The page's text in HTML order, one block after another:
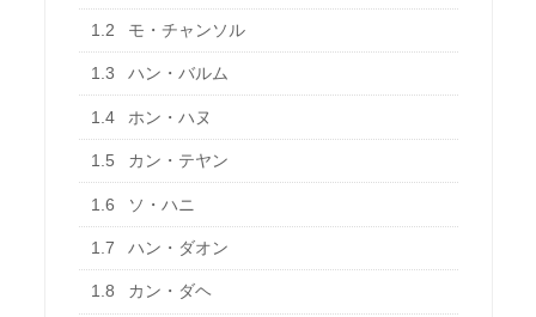
1.2 モ・チャンソル
1.3 ハン・バルム
1.4 ホン・ハヌ
1.5 カン・テヤン
1.6 ソ・ハニ
1.7 ハン・ダオン
1.8 カン・ダヘ